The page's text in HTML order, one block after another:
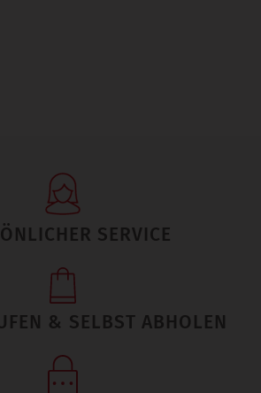
SERVICE
& SELBST ABHOLEN